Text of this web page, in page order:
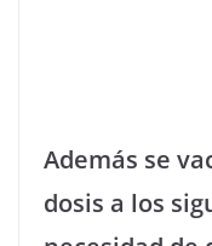
Además se
dosis a los